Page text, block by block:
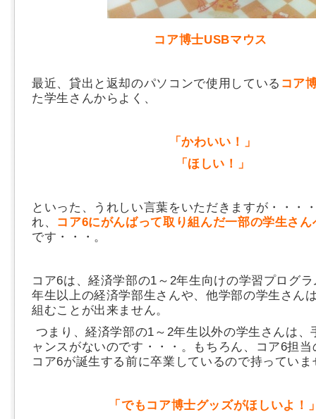
コア博士USBマウス
最近、貸出と返却のパソコンで使用している コア
た学生さんからよく、
「かわいい！」
「ほしい！」
といった、うれしい言葉をいただきますが・・・
れ、 コア6にがんばって取り組んだ一部の学生さん
です・・・。
コア6は、経済学部の1～2年生向けの学習プログ
年生以上の経済学部生さんや、他学部の学生さん
組むことが出来ません。
つまり、経済学部の1～2年生以外の学生さんは、
ャンスがないのです・・・。もちろん、コア6担
コア6が誕生する前に卒業しているので持っていま
「でもコア博士グッズがほしいよ！